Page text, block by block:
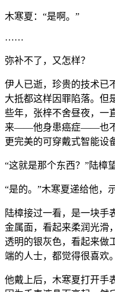
木寒夏：“是啊。”
……
弥补不了，又怎样？
伊人已逝，珍贵的技术已
大抵都这样因罪陷落。但
些年，张梓不舍昼夜，一
来——他身患癌症——也不
更完美的可穿戴式智能设
“这就是那个东西？”陆樟
“是的。”木寒夏递给他，
陆樟接过一看，是一块手
金属面，看起来柔润光滑
透明的银灰色，看起来做
端的人士，都觉得很喜欢。
他戴上后，木寒夏打开手